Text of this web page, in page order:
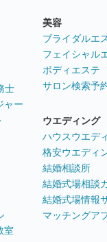
士
ャー
室
美容
ブライダルエ
フェイシャル
ボディエステ
サロン検索予
ウエディング
ハウスウエデ
格安ウエディ
結婚相談所
結婚式場相談
結婚式場情報
マッチングア